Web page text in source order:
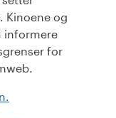
Kinoene og
informere
for